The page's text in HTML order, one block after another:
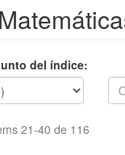
del índice:
21-40 de 116